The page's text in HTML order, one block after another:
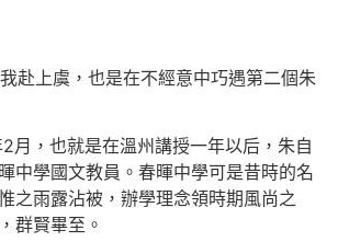
赴上虞，也是在不經意中巧遇第二個朱
月，也就是在溫州講授一年以后，朱自
中學國文教員。春暉中學可是昔時的名
之雨露沾被，辦學理念領時期風尚之
群賢畢至。